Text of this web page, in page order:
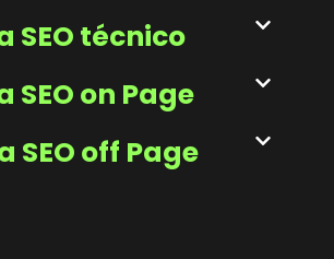
SEO técnico
on Page
SEO off Page